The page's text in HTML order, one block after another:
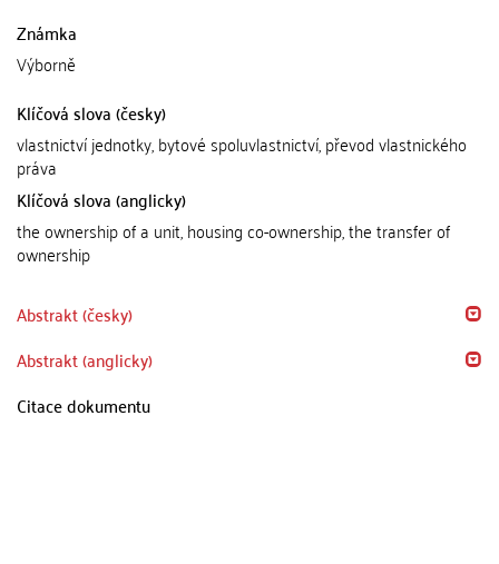
Známka
Výborně
Klíčová slova (česky)
vlastnictví jednotky, bytové spoluvlastnictví, převod vlastnického
práva
Klíčová slova (anglicky)
the ownership of a unit, housing co-ownership, the transfer of
ownership
Abstrakt (česky)
Abstrakt (anglicky)
Citace dokumentu